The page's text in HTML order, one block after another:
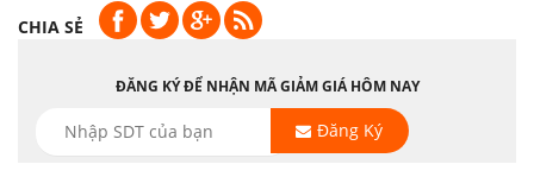
CHIA SẺ
ĐĂNG KÝ ĐỂ NHẬN MÃ GIẢM GIÁ HÔM NAY
Đăng Ký